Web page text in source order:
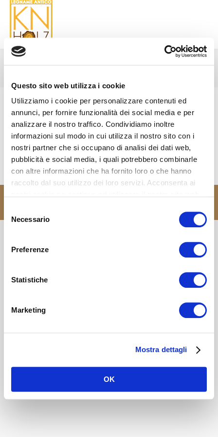
Questo sito web utilizza i cookie
Utilizziamo i cookie per personalizzare contenuti ed
annunci, per fornire funzionalità dei social media e per
analizzare il nostro traffico. Condividiamo inoltre
informazioni sul modo in cui utilizza il nostro sito con i
nostri partner che si occupano di analisi dei dati web,
pubblicità e social media, i quali potrebbero combinarle
con altre informazioni che ha fornito loro o che hanno
raccolto dal suo utilizzo dei loro servizi. Acconsenta ai
delNecessario
Preferenze
Statistiche
Marketing
Mostra dettagli
OK
COOKIES POLICY
You are here: